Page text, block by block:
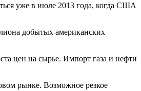
уже в июле 2013 года, когда США
добытых американских
цен на сырье. Импорт газа и нефти
рынке. Возможное резкое